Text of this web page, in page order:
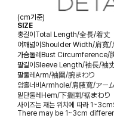
(cm기준)
SIZE
총길이Total Length/全長/着丈
어깨넓이Shoulder Width/肩寬/
가슴둘레Bust Circumference/
팔길이Sleeve Length/袖長/袖
팔둘레Arm/袖圍/腕まわり
암홀너비Armhole/肩腋寬/アー
밑단둘레Hem/下擺圍/裾まわり
사이즈는 재는 위치에 따라 1~3cm
There may be 1~3cm